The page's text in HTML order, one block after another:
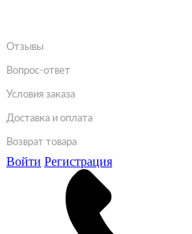
Отзывы
Вопрос-ответ
Условия заказа
Доставка и оплата
Возврат товара
Войти Регистрация